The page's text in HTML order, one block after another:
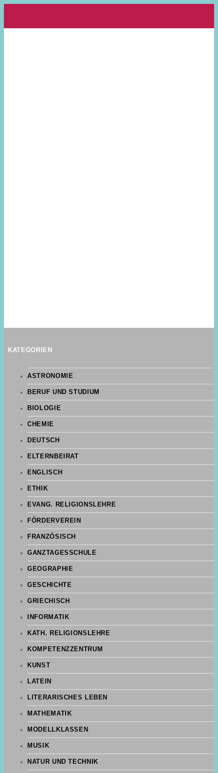
KATEGORIEN
ASTRONOMIE
BERUF UND STUDIUM
BIOLOGIE
CHEMIE
DEUTSCH
ELTERNBEIRAT
ENGLISCH
ETHIK
EVANG. RELIGIONSLEHRE
FÖRDERVEREIN
FRANZÖSISCH
GANZTAGESSCHULE
GEOGRAPHIE
GESCHICHTE
GRIECHISCH
INFORMATIK
KATH. RELIGIONSLEHRE
KOMPETENZZENTRUM
KUNST
LATEIN
LITERARISCHES LEBEN
MATHEMATIK
MODELLKLASSEN
MUSIK
NATUR UND TECHNIK